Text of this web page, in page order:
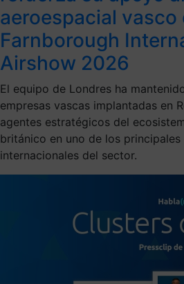
aeroespacial vasco
Farnborough
Airshow 2026
El equipo de Londres ha
empresas vascas implantadas en
agentes estratégicos del
británico en uno de los principales
internacionales del sector.